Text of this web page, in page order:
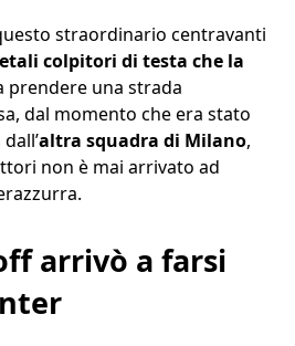
straordinario centravanti
colpitori di testa che la
prendere una strada
dal momento che era stato
altra squadra di Milano,
non è mai arrivato ad
arrivò a farsi